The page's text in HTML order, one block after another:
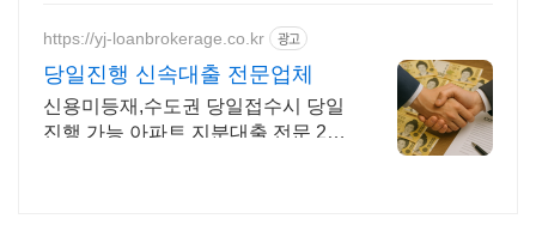
https://yj-loanbrokerage.co.kr 광고
당일진행 신속대출 전문업체
신용미등재,수도권 당일접수시 당일
진행 가능 아파트 지분대출 전문 24